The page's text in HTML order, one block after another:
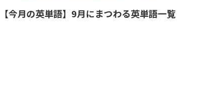
【今月の英単語】9月にまつわる英単語一覧